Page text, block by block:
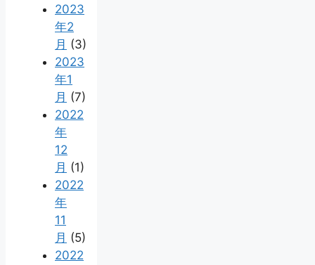
2023
年2
月 (3)
2023
年1
月 (7)
2022
年
12
月 (1)
2022
年
11
月 (5)
2022